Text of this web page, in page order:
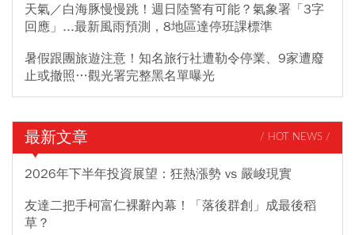
天氣／白海豚慢慢跳！週日陸警有可能？氣象署「3字
回應」...最新風雨預測，8地區達停班課標準
暑假跟團旅遊注意！知名旅行社遭勒令停業、9家遭廢
止或撤照…觀光署完整黑名單曝光
最新文章 / HOT NEWS /
2026年下半年投資展望：狂熱漲勢 vs 嚴峻現實
友達二把手柯富仁裸辭內幕！「落後群創」成最後稻
草？